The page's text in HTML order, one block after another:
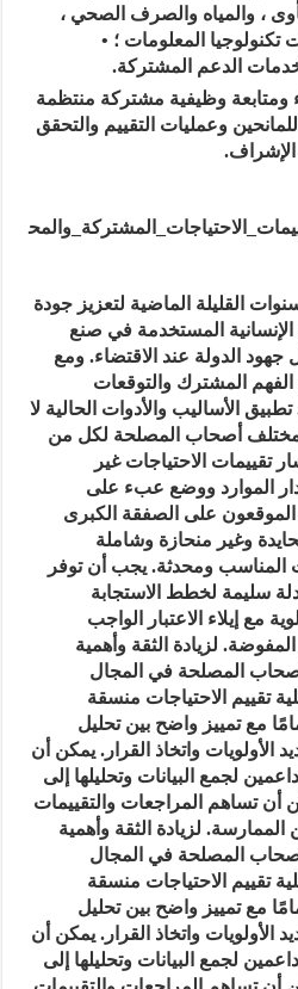
، والمياه والصرف الصحي ،
المعلومات ؛ •
خدمات الدعم المشتركة.
ومتابعة وظيفية مشتركة منتظمة
وعمليات التقييم والتحقق
الإشراف.
القليلة الماضية لتعزيز جودة
الإنسانية المستخدمة في صنع
جهود الدولة عند الاقتضاء. ومع
المشترك والتوقعات
الأساليب والأدوات الحالية لا
أصحاب المصلحة لكل من
تقييمات الاحتياجات غير
الموارد ووضع عبء على
على الصفقة الكبرى
وغير منحازة وشاملة
المناسب ومحدثة. يجب أن توفر
سليمة لخطط الاستجابة
مع إيلاء الاعتبار الواجب
لزيادة الثقة وأهمية
أصحاب المصلحة في المجال
تقييم الاحتياجات منسقة
مع تمييز واضح بين تحليل
الأولويات واتخاذ القرار. يمكن أن
لجمع البيانات وتحليلها إلى
أن تساهم المراجعات والتقييمات
لزيادة الثقة وأهمية
أصحاب المصلحة في المجال
تقييم الاحتياجات منسقة
مع تمييز واضح بين تحليل
الأولويات واتخاذ القرار. يمكن أن
لجمع البيانات وتحليلها إلى